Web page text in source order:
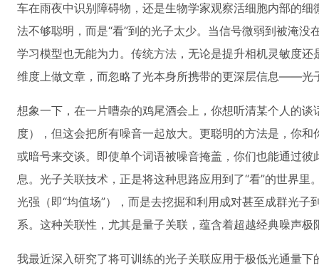
车在雨夜中识别障碍物，还是生物学家观察活细胞内部的
法不够聪明，而是“看”到的光子太少。当信号微弱到被淹
学习模型也无能为力。传统方法，无论是提升相机灵敏度还
维度上做文章，而忽略了光本身所携带的更深层信息——光
想象一下，在一片嘈杂的鸡尾酒会上，你想听清某个人的谈
度），但这会把所有噪音一起放大。更聪明的方法是，你
或暗号来交谈。即使单个词语被噪音掩盖，你们也能通过
息。光子关联技术，正是将这种思路应用到了“看”的世界
光强（即“均值场”），而是去挖掘和利用成对甚至成群光子
系。这种关联性，尤其是量子关联，蕴含着超越经典噪声极
我最近深入研究了将可训练的光子关联应用于极低光通量